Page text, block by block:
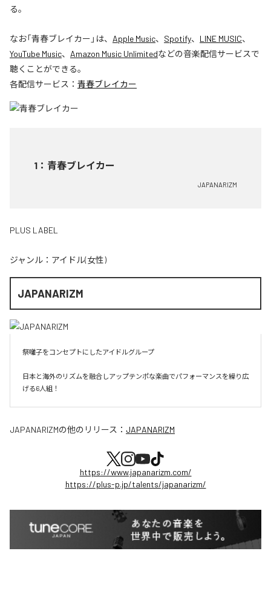
る。
なお「青春ブレイカー 」は、 Apple Music、 Spotify、 LINE MUSIC、
YouTube Music、 Amazon Music Unlimitedなどの音楽配信サービスで
聴くことができる。
各配信サービス： 青春ブレイカー
1 ： 青春ブレイカー
JAPANARIZM
PLUS LABEL
ジャンル： アイドル(女性)
JAPANARIZM
祭囃子をコンセプトにしたアイドルグループ
日本と海外のリズムを融合しアップテンポな楽曲でパフォーマンスを繰り広
げる6人組！
JAPANARIZMの他のリリース： JAPANARIZM
https://www.japanarizm.com/
https://plus-p.jp/talents/japanarizm/